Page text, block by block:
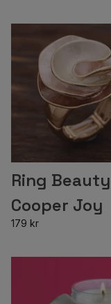
Ring Beauty
Cooper Joy
179 kr